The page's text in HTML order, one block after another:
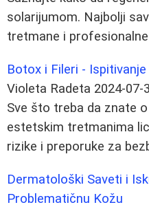
solarijumom. Najbolji
tretmane i
Botox i Fileri -
Violeta Radeta 2024-07-
Sve što treba da znate
estetskim tretmanima
rizike i preporuke za
Dermatološki Saveti i
Problematičnu Kožu